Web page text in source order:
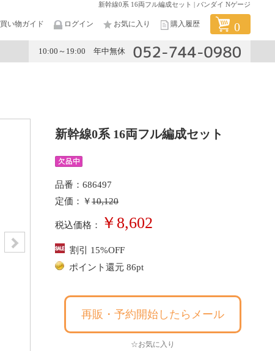
新幹線0系 16両フル編成セット | バンダイ Nゲージ
買い物ガイド ログイン お気に入り 購入履歴 0
10:00～19:00 年中無休
新幹線0系 16両フル編成セット
品番：686497
定価：￥10,120
税込価格： ￥8,602
割引 15%OFF
ポイント還元 86pt
再販・予約開始したらメール
☆お気に入り